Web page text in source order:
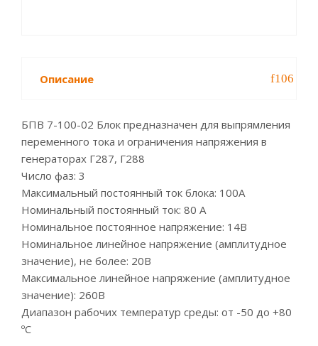
Описание
БПВ 7-100-02 Блок предназначен для выпрямления
переменного тока и ограничения напряжения в
генераторах Г287, Г288
Число фаз: 3
Максимальный постоянный ток блока: 100А
Номинальный постоянный ток: 80 А
Номинальное постоянное напряжение: 14В
Номинальное линейное напряжение (амплитудное
значение), не более: 20В
Максимальное линейное напряжение (амплитудное
значение): 260В
Диапазон рабочих температур среды: от -50 до +80
ºC